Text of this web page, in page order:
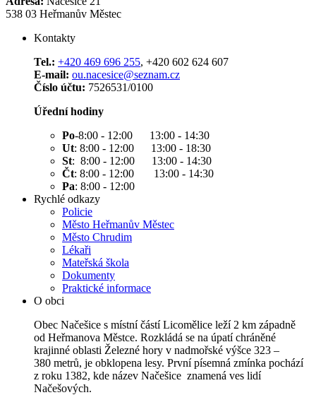
538 03 Heřmanův Městec
Kontakty
Tel.: +420 469 696 255, +420 602 624 607
E-mail: ou.nacesice@seznam.cz
Číslo účtu: 7526531/0100
Úřední hodiny
Po-8:00 - 12:00 13:00 - 14:30
Ut: 8:00 - 12:00 13:00 - 18:30
St: 8:00 - 12:00 13:00 - 14:30
Čt: 8:00 - 12:00 13:00 - 14:30
Pa: 8:00 - 12:00
Rychlé odkazy
Policie
Město Heřmanův Městec
Město Chrudim
Lékaři
Mateřská škola
Dokumenty
Praktické informace
O obci
Obec Načešice s místní částí Licomělice leží 2 km západně
od Heřmanova Městce. Rozkládá se na úpatí chráněné
krajinné oblasti Železné hory v nadmořské výšce 323 –
380 metrů, je obklopena lesy. První písemná zmínka pochází
z roku 1382, kde název Načešice znamená ves lidí
Načešových.